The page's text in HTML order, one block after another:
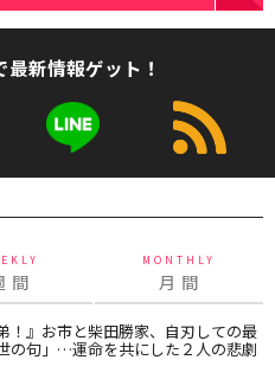
新情報ゲット！
間
MONTHLY
月 間
！』お市と柴田勝家、自刃しての最
の句」…運命を共にした２人の悲劇